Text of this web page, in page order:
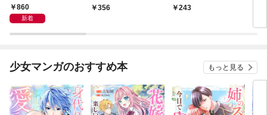
860
新着
で無双する【単話】
356
243
少女マンガのおすすめ本 もっと見る